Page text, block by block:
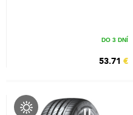
DO 3 DNÍ
53.71 €